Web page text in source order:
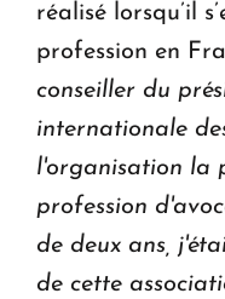
réalisé lorsqu’il
profession en
conseiller du
internationale
l'organisation la
profession
de deux ans,
de cette